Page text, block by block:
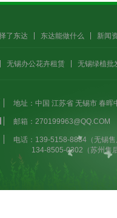
了东达 东达能做什么 新闻
无锡办公花卉租赁 无锡绿植批
地址：中国 江苏省 无锡市 春
邮箱：270199963@QQ.COM
电话：139-5158-8884（无锡
134-8505-0302（苏州售后